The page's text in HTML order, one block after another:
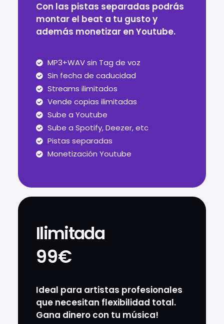
Con las pistas separadas podrás
montar el beat a tu gusto y
además monetizar en Youtube.
MP3+WAV sin Tag de voz
Sin fecha de caducidad
Streams ilimitados
Vende copias ilimitadas
Sube a Youtube
Sube a Spotify, Deezer, etc
Pistas separadas
Monetización Youtube
Ilimitada
99€
Ideal para artistas profesionales
que necesitan flexibilidad total.
Gana dinero con tu música!